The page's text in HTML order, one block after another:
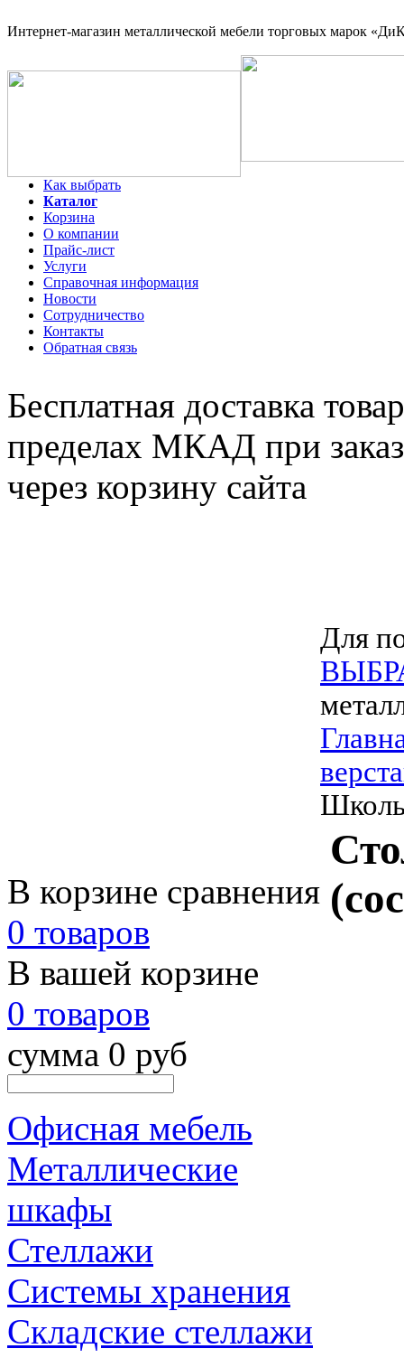
Интернет-магазин металлической мебели торговых марок
Как выбрать
Каталог
Корзина
О компании
Прайс-лист
Услуги
Справочная информация
Новости
Сотрудничество
Контакты
Обратная связь
Бесплатная доставка
пределах МКАД при
через корзину сайта
В корзине сравнения
0 товаров
В вашей корзине
0 товаров
сумма 0 руб
Офисная мебель
Металлические
шкафы
Стеллажи
Системы хранения
Складские стеллажи
Для